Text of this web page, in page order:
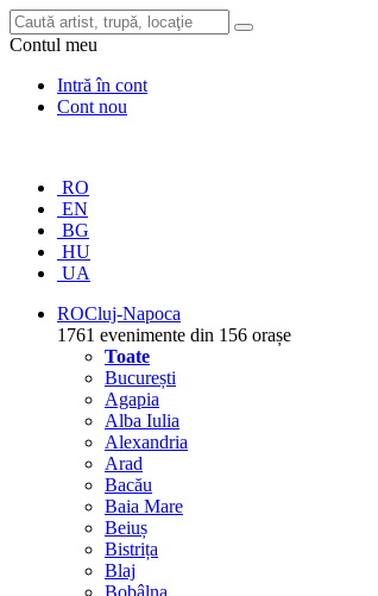
Contul meu
Intră în cont
Cont nou
RO
EN
BG
HU
UA
ROCluj-Napoca
1761 evenimente din 156 orașe
Toate
București
Agapia
Alba Iulia
Alexandria
Arad
Bacău
Baia Mare
Beiuș
Bistrița
Blaj
Bobâlna